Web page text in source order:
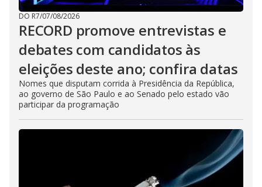
DO R7/07/08/2026
RECORD promove entrevistas e
debates com candidatos às
eleições deste ano; confira datas
Nomes que disputam corrida à Presidência da República,
ao governo de São Paulo e ao Senado pelo estado vão
participar da programação